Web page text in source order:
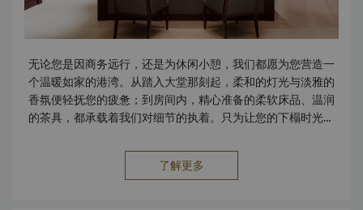
无论您是因商务远行，还是为休闲小憩，我们都愿为您营造一
个温暖如家的港湾。从踏入大堂那刻起，柔和的灯光与淡雅的
香氛便轻抚您的疲惫；到房间内，精心准备的柔软床品、温润
的茶具，都承载着我们对细节的执着。只为让您的下榻时光充
们，我们将竭诚为您提供更好的入住体验。 设施公共区无线上
网 商务中心无障碍设施无烟客房室内停车场保险箱会议设施待
了解更多